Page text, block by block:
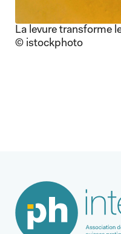
La levure transforme
© istockphoto